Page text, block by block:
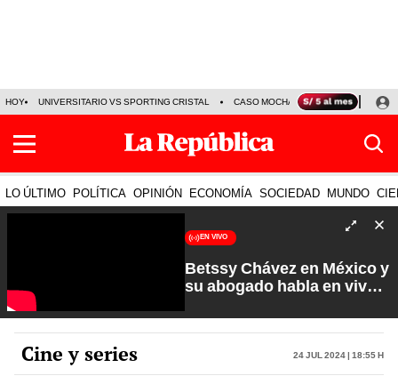
HOY UNIVERSITARIO VS SPORTING CRISTAL CASO MOCHASUELDOS
LO ÚLTIMO POLÍTICA OPINIÓN ECONOMÍA SOCIEDAD MUNDO
EN VIVO
Betssy Chávez en México y
su abogado habla en vivo |
Carlos Cornejo
Cine y series 24 Jul 2024 | 18:55 h